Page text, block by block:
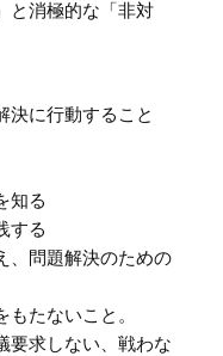
と消極的な「非対
決に行動すること
知る
する
、問題解決のための
たないこと。
要求しない、戦わな